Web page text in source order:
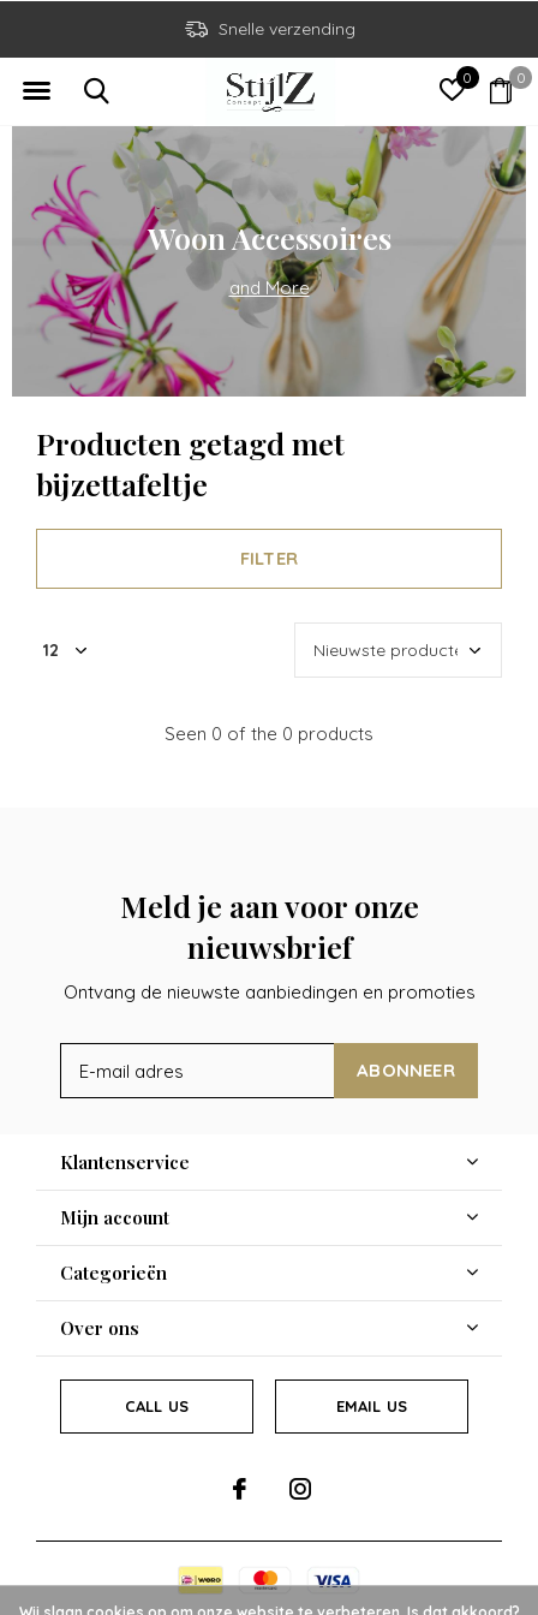
0 0
Snelle verzending
Woon Accessoires
and More
Producten getagd met
bijzettafeltje
FILTER
Seen 0 of the 0 products
Meld je aan voor onze
nieuwsbrief
Ontvang de nieuwste aanbiedingen en promoties
ABONNEER
Klantenservice
Mijn account
Categorieën
Over ons
CALL US EMAIL US